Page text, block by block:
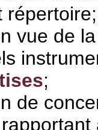
répertoire;
vue de
;
de